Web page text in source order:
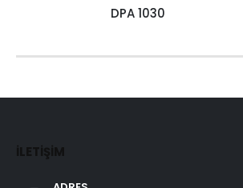
DPA 1030
İLETIŞIM